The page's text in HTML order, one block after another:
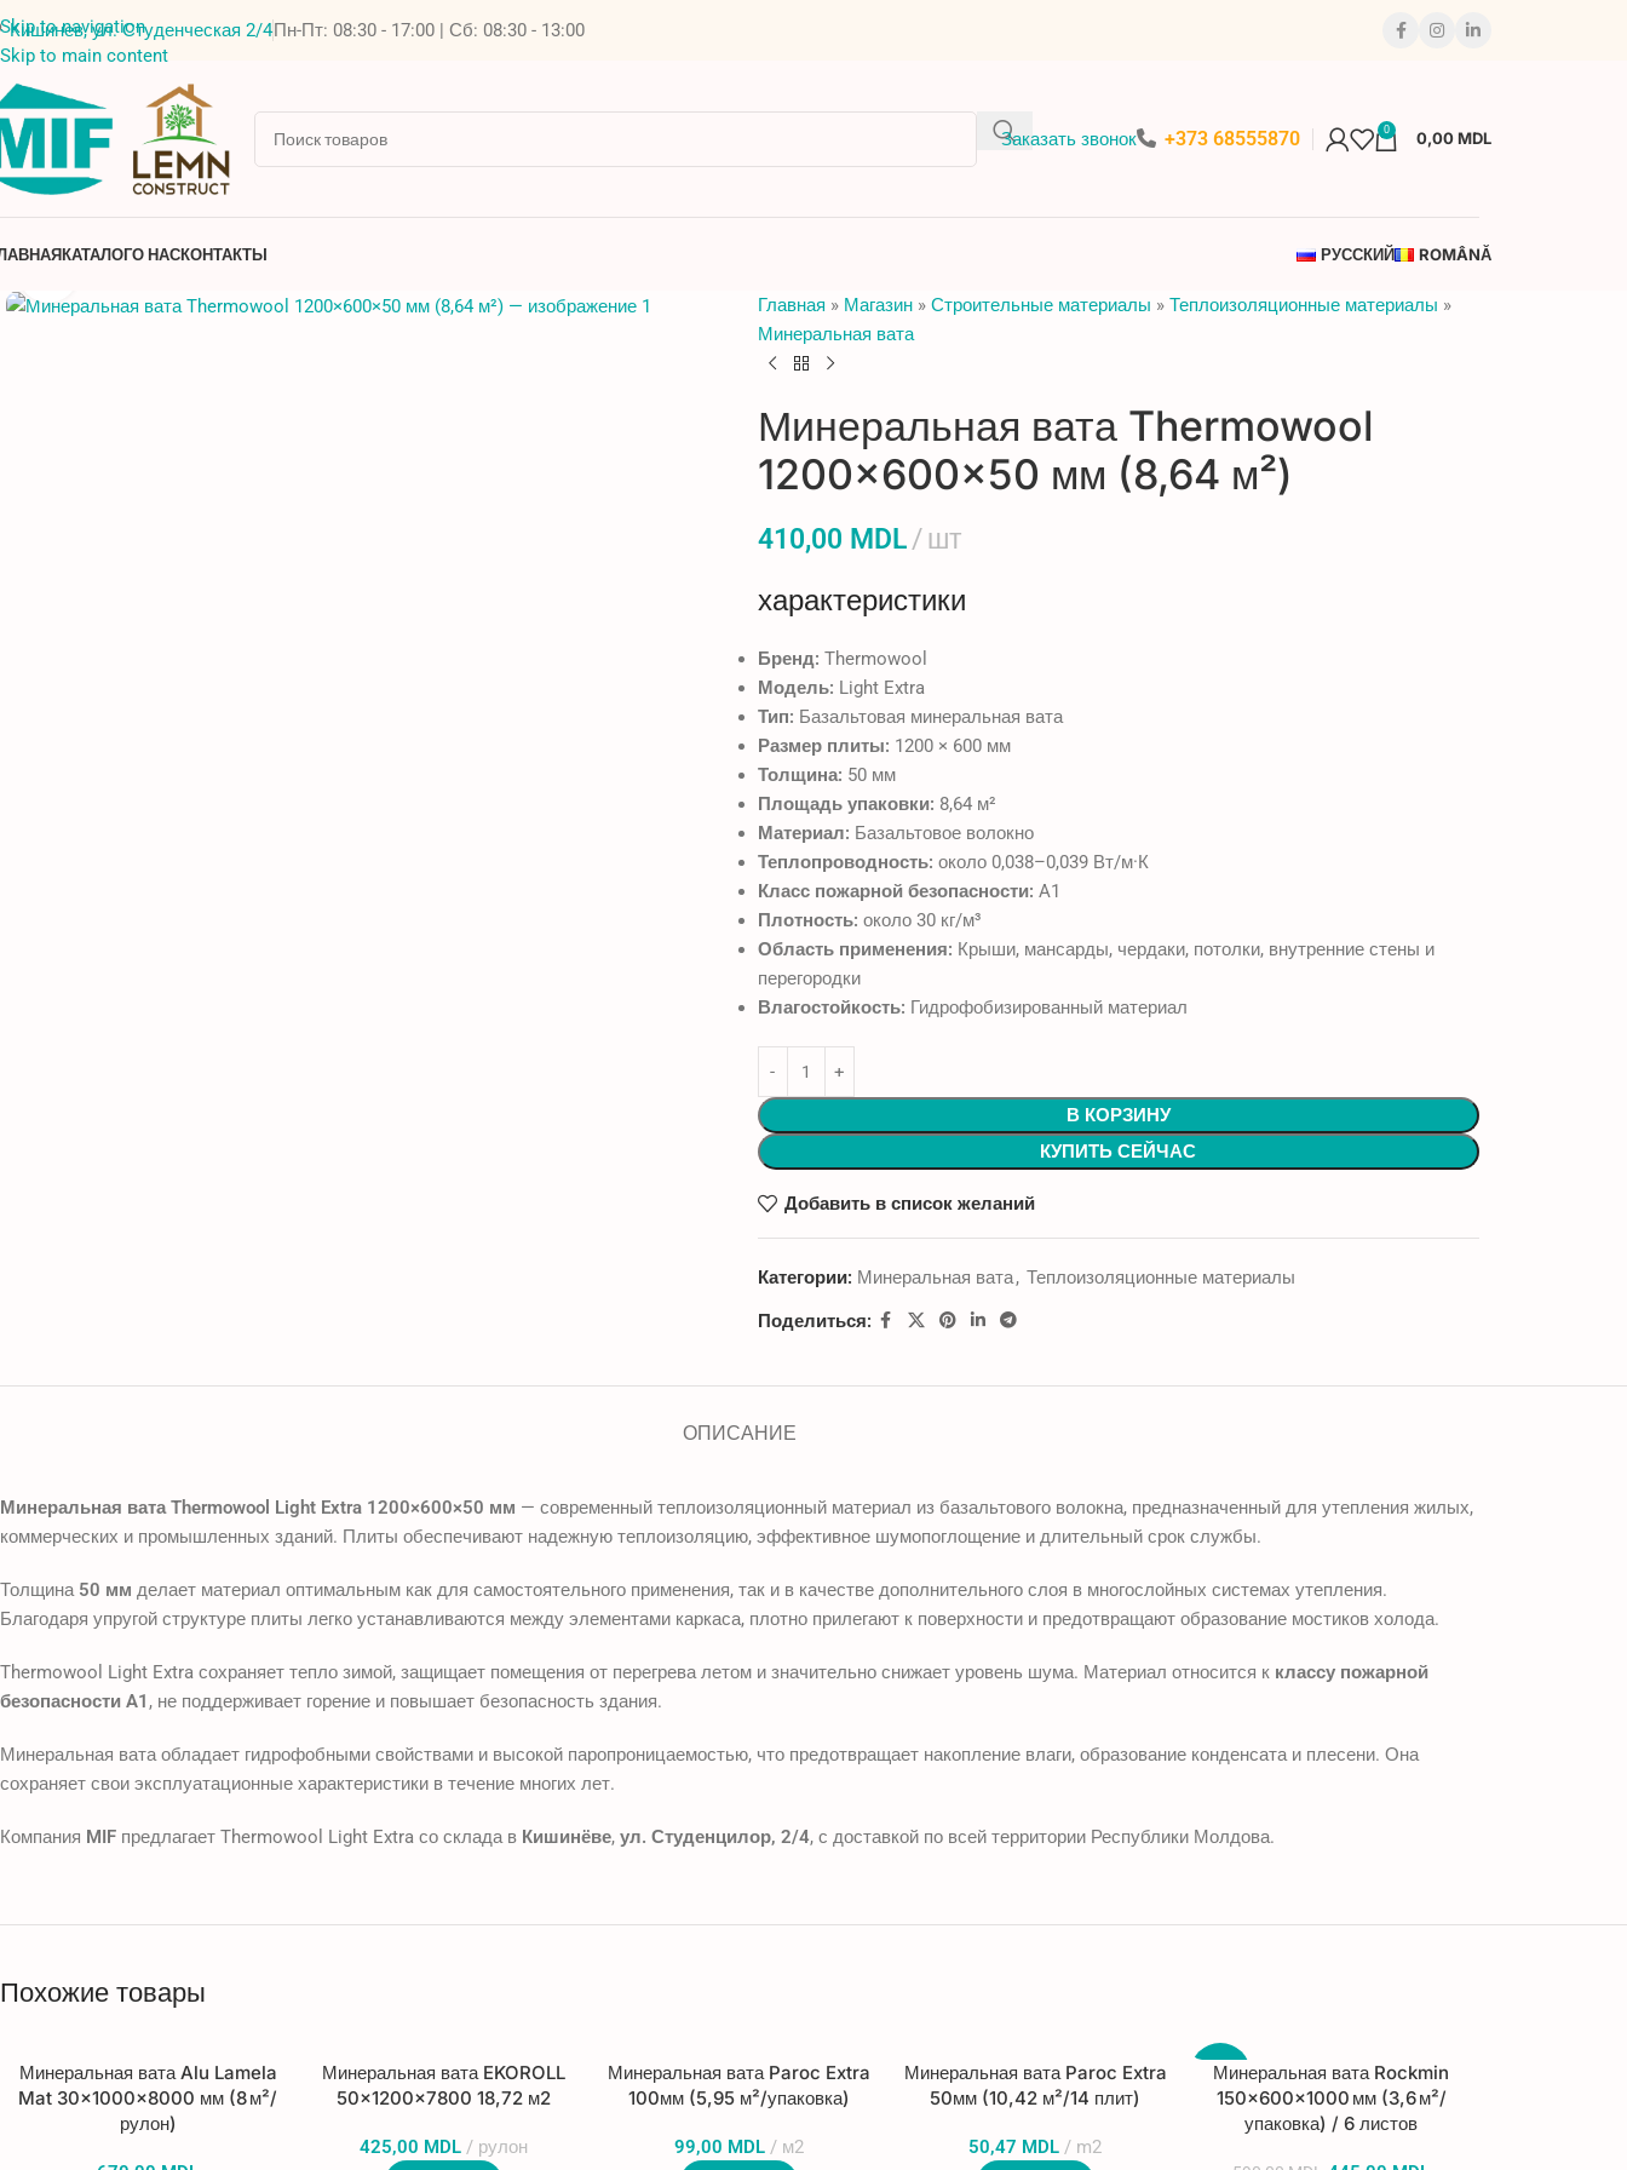
Skip to navigation
Skip to main content
Кишинев, ул. Студенческая 2/4Пн-Пт: 08:30 - 17:00 | Сб: 08:30 - 13:00
Заказать звонок +373 68555870 0 0,00MDL
КАТАЛОГО НАСКОНТАКТЫ РУССКИЙ
ROMÂNĂ
Главная » Магазин» Строительные материалы » Теплоизоляционные материалы »
Минеральная вата
Минеральная вата Thermowool
1200×600×50 мм (8,64 м²)
410,00 MDL шт
характеристики
Бренд: Thermowool
Модель: Light Extra
Тип: Базальтовая минеральная вата
Размер плиты: 1200 × 600 мм
Толщина: 50 мм
Площадь упаковки: 8,64 м²
Материал: Базальтовое волокно
Теплопроводность: около 0,038–0,039 Вт/м·К
Класс пожарной безопасности: A1
Плотность: около 30 кг/м³
Область применения: Крыши, мансарды, чердаки, потолки, внутренние стены и
перегородки
Влагостойкость: Гидрофобизированный материал
В КОРЗИНУ
КУПИТЬ СЕЙЧАС
Добавить в список желаний
Категории: Минеральная вата, Теплоизоляционные материалы
Поделиться:
ОПИСАНИЕ
Минеральная вата Thermowool Light Extra 1200×600×50 мм — современный теплоизоляционный материал из базальтового волокна, предназначенный для утепления жилых,
коммерческих и промышленных зданий. Плиты обеспечивают надежную теплоизоляцию, эффективное шумопоглощение и длительный срок службы.
Толщина 50 мм делает материал оптимальным как для самостоятельного применения, так и в качестве дополнительного слоя в многослойных системах утепления.
Благодаря упругой структуре плиты легко устанавливаются между элементами каркаса, плотно прилегают к поверхности и предотвращают образование мостиков холода.
Thermowool Light Extra сохраняет тепло зимой, защищает помещения от перегрева летом и значительно снижает уровень шума. Материал относится к классу пожарной
безопасности A1 , не поддерживает горение и повышает безопасность здания.
Минеральная вата обладает гидрофобными свойствами и высокой паропроницаемостью, что предотвращает накопление влаги, образование конденсата и плесени. Она
сохраняет свои эксплуатационные характеристики в течение многих лет.
Компания MIF предлагает Thermowool Light Extra со склада в Кишинёве, ул. Студенцилор, 2/4, с доставкой по всей территории Республики Молдова.
Похожие товары
Минеральная вата Alu Lamela
Mat 30×1000×8000 мм (8 м²/
рулон)
Минеральная вата EKOROLL
50x1200x7800 18,72 м2
425,00 MDL рулон
Минеральная вата Paroc Extra
100мм (5,95 м²/упаковка)
99,00 MDL м2
Минеральная вата Paroc Extra
50мм (10,42 м²/14 плит)
50,47 MDL m2
-25%
Минеральная вата Rockmin
150×600×1000 мм (3,6 м²/
упаковка) / 6 листов